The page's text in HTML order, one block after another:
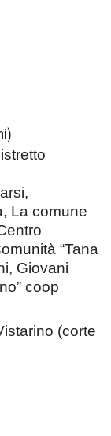
La comune
“Tana
Giovani
coop
(corte